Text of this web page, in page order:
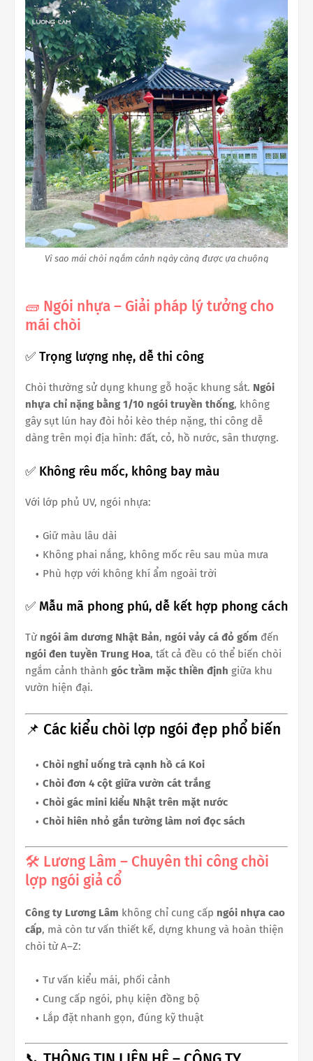
Vì sao mái chòi ngắm cảnh ngày càng được ựa chuộng
🧱 Ngói nhựa – Giải pháp lý tưởng cho
mái chòi
✅ Trọng lượng nhẹ, dễ thi công
Chòi thường sử dụng khung gỗ hoặc khung sắt. Ngói
nhựa chỉ nặng bằng 1/10 ngói truyền thống, không
gây sụt lún hay đòi hỏi kèo thép nặng, thi công dễ
dàng trên mọi địa hình: đất, cỏ, hồ nước, sân thượng.
✅ Không rêu mốc, không bay màu
Với lớp phủ UV, ngói nhựa:
Giữ màu lâu dài
Không phai nắng, không mốc rêu sau mùa mưa
Phù hợp với không khí ẩm ngoài trời
✅ Mẫu mã phong phú, dễ kết hợp phong cách
Từ ngói âm dương Nhật Bản, ngói vảy cá đỏ gốm đến
ngói đen tuyền Trung Hoa, tất cả đều có thể biến chòi
ngắm cảnh thành góc trầm mặc thiền định giữa khu
vườn hiện đại.
📌 Các kiểu chòi lợp ngói đẹp phổ biến
Chòi nghỉ uống trà cạnh hồ cá Koi
Chòi đơn 4 cột giữa vườn cát trắng
Chòi gác mini kiểu Nhật trên mặt nước
Chòi hiên nhỏ gắn tường làm nơi đọc sách
🛠️ Lương Lâm – Chuyên thi công chòi
lợp ngói giả cổ
Công ty Lương Lâm không chỉ cung cấp ngói nhựa cao
cấp, mà còn tư vấn thiết kế, dựng khung và hoàn thiện
chòi từ A–Z:
Tư vấn kiểu mái, phối cảnh
Cung cấp ngói, phụ kiện đồng bộ
Lắp đặt nhanh gọn, đúng kỹ thuật